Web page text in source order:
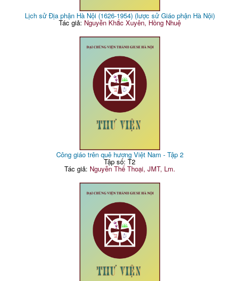
Lịch sử Địa phận Hà Nội (1626-1954) (lược sử Giáo phận Hà Nội)
Tác giả: Nguyễn Khắc Xuyên, Hồng Nhuệ
Công giáo trên quê hương Việt Nam - Tập 2
Tập số: T2
Tác giả: Nguyễn Thế Thoại, JMT, Lm.